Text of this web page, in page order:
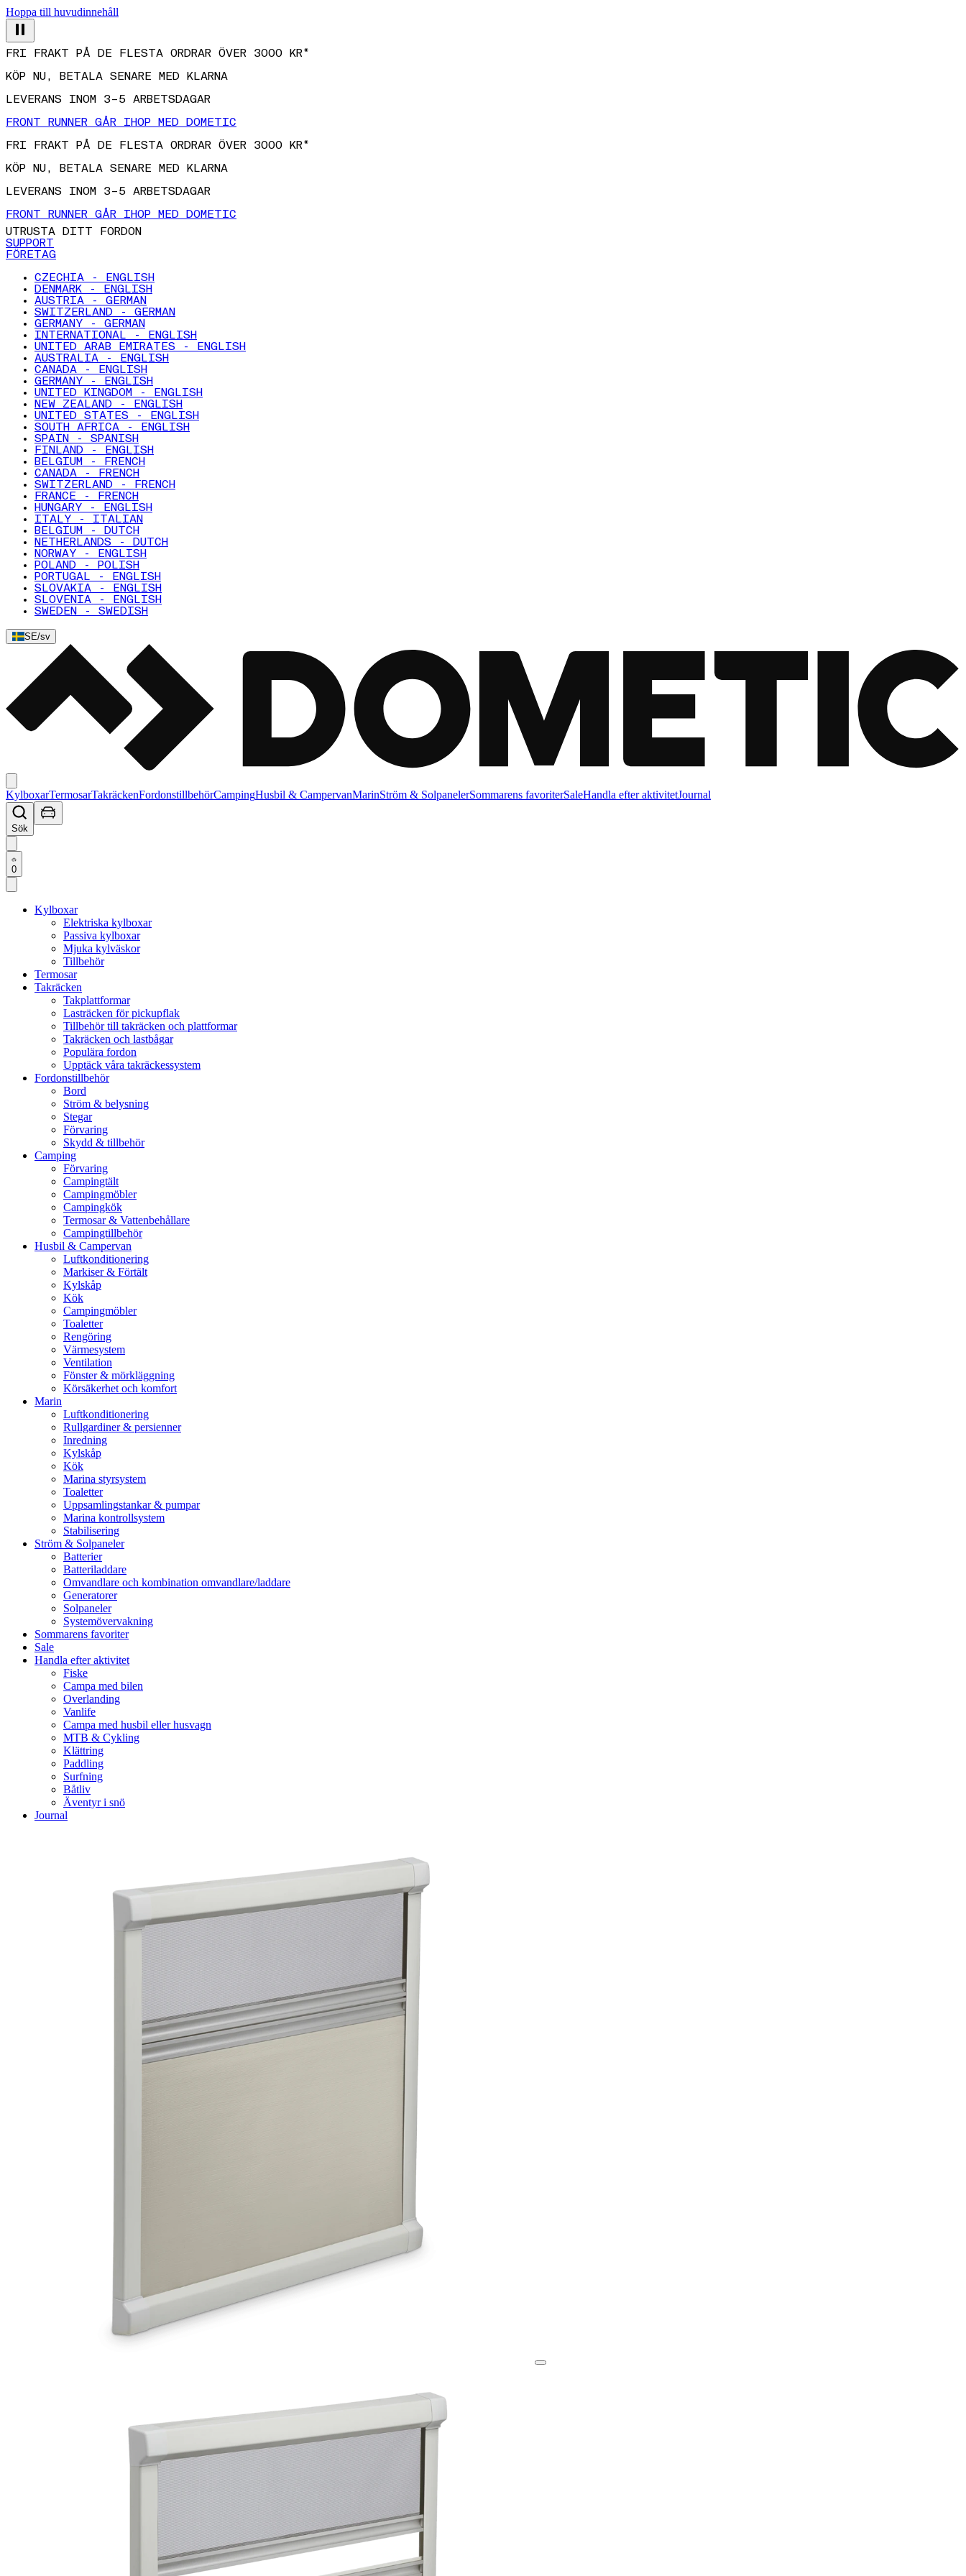
Hoppa till huvudinnehåll
FRI FRAKT PÅ DE FLESTA ORDRAR ÖVER 3000 KR*
KÖP NU, BETALA SENARE MED KLARNA
LEVERANS INOM 3–5 ARBETSDAGAR
FRONT RUNNER GÅR IHOP MED DOMETIC
FRI FRAKT PÅ DE FLESTA ORDRAR ÖVER 3000 KR*
KÖP NU, BETALA SENARE MED KLARNA
LEVERANS INOM 3–5 ARBETSDAGAR
FRONT RUNNER GÅR IHOP MED DOMETIC
UTRUSTA DITT FORDON
SUPPORT
FÖRETAG
CZECHIA - ENGLISH
DENMARK - ENGLISH
AUSTRIA - GERMAN
SWITZERLAND - GERMAN
GERMANY - GERMAN
INTERNATIONAL - ENGLISH
UNITED ARAB EMIRATES - ENGLISH
AUSTRALIA - ENGLISH
CANADA - ENGLISH
GERMANY - ENGLISH
UNITED KINGDOM - ENGLISH
NEW ZEALAND - ENGLISH
UNITED STATES - ENGLISH
SOUTH AFRICA - ENGLISH
SPAIN - SPANISH
FINLAND - ENGLISH
BELGIUM - FRENCH
CANADA - FRENCH
SWITZERLAND - FRENCH
FRANCE - FRENCH
HUNGARY - ENGLISH
ITALY - ITALIAN
BELGIUM - DUTCH
NETHERLANDS - DUTCH
NORWAY - ENGLISH
POLAND - POLISH
PORTUGAL - ENGLISH
SLOVAKIA - ENGLISH
SLOVENIA - ENGLISH
SWEDEN - SWEDISH
SE/sv
KylboxarTermosarTakräckenFordonstillbehörCampingHusbil & CampervanMarinStröm & SolpanelerSommarens favoriterSaleHandla efter aktivitetJournal
Sök
0
Kylboxar
Elektriska kylboxar
Passiva kylboxar
Mjuka kylväskor
Tillbehör
Termosar
Takräcken
Takplattformar
Lasträcken för pickupflak
Tillbehör till takräcken och plattformar
Takräcken och lastbågar
Populära fordon
Upptäck våra takräckessystem
Fordonstillbehör
Bord
Ström & belysning
Stegar
Förvaring
Skydd & tillbehör
Camping
Förvaring
Campingtält
Campingmöbler
Campingkök
Termosar & Vattenbehållare
Campingtillbehör
Husbil & Campervan
Luftkonditionering
Markiser & Förtält
Kylskåp
Kök
Campingmöbler
Toaletter
Rengöring
Värmesystem
Ventilation
Fönster & mörkläggning
Körsäkerhet och komfort
Marin
Luftkonditionering
Rullgardiner & persienner
Inredning
Kylskåp
Kök
Marina styrsystem
Toaletter
Uppsamlingstankar & pumpar
Marina kontrollsystem
Stabilisering
Ström & Solpaneler
Batterier
Batteriladdare
Omvandlare och kombination omvandlare/laddare
Generatorer
Solpaneler
Systemövervakning
Sommarens favoriter
Sale
Handla efter aktivitet
Fiske
Campa med bilen
Overlanding
Vanlife
Campa med husbil eller husvagn
MTB & Cykling
Klättring
Paddling
Surfning
Båtliv
Äventyr i snö
Journal